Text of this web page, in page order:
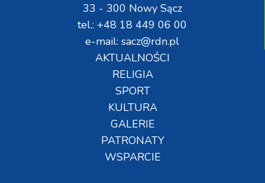
33 - 300 Nowy Sącz
tel.: +48 18 449 06 00
e-mail: sacz@rdn.pl
AKTUALNOŚCI
RELIGIA
SPORT
KULTURA
GALERIE
PATRONATY
WSPARCIE